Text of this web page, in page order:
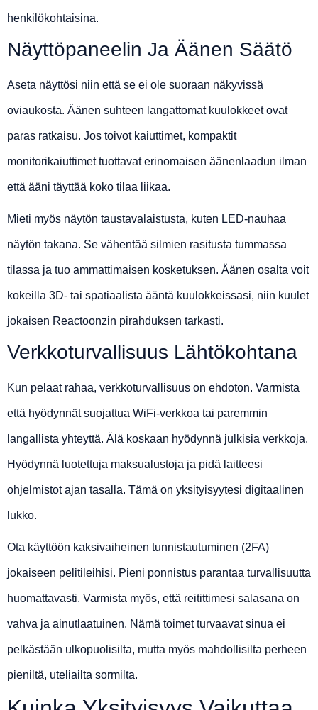
henkilökohtaisina.
Näyttöpaneelin Ja Äänen Säätö
Aseta näyttösi niin että se ei ole suoraan näkyvissä
oviaukosta. Äänen suhteen langattomat kuulokkeet ovat
paras ratkaisu. Jos toivot kaiuttimet, kompaktit
monitorikaiuttimet tuottavat erinomaisen äänenlaadun ilman
että ääni täyttää koko tilaa liikaa.
Mieti myös näytön taustavalaistusta, kuten LED-nauhaa
näytön takana. Se vähentää silmien rasitusta tummassa
tilassa ja tuo ammattimaisen kosketuksen. Äänen osalta voit
kokeilla 3D- tai spatiaalista ääntä kuulokkeissasi, niin kuulet
jokaisen Reactoonzin pirahduksen tarkasti.
Verkkoturvallisuus Lähtökohtana
Kun pelaat rahaa, verkkoturvallisuus on ehdoton. Varmista
että hyödynnät suojattua WiFi-verkkoa tai paremmin
langallista yhteyttä. Älä koskaan hyödynnä julkisia verkkoja.
Hyödynnä luotettuja maksualustoja ja pidä laitteesi
ohjelmistot ajan tasalla. Tämä on yksityisyytesi digitaalinen
lukko.
Ota käyttöön kaksivaiheinen tunnistautuminen (2FA)
jokaiseen pelitileihisi. Pieni ponnistus parantaa turvallisuutta
huomattavasti. Varmista myös, että reitittimesi salasana on
vahva ja ainutlaatuinen. Nämä toimet turvaavat sinua ei
pelkästään ulkopuolisilta, mutta myös mahdollisilta perheen
pieniltä, uteliailta sormilta.